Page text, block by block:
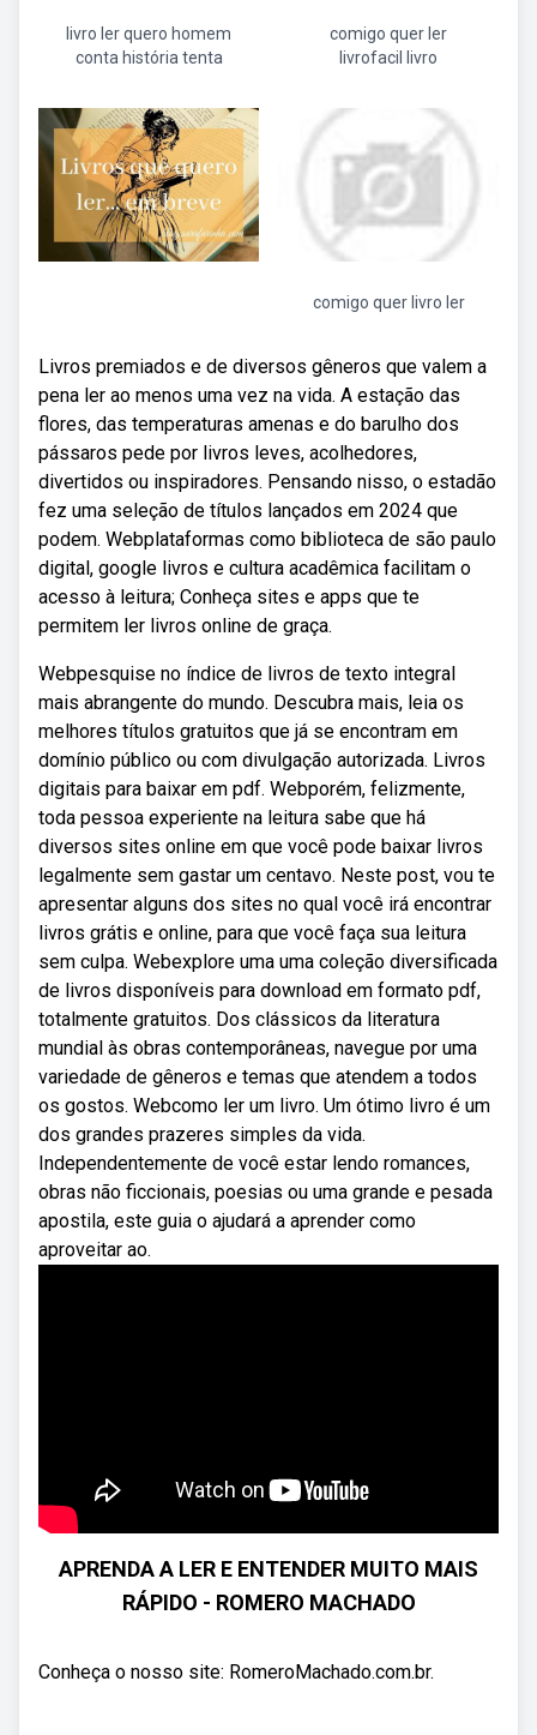
livro ler quero homem
conta história tenta
comigo quer ler
livrofacil livro
comigo quer livro ler
Livros premiados e de diversos gêneros que valem a
pena ler ao menos uma vez na vida. A estação das
flores, das temperaturas amenas e do barulho dos
pássaros pede por livros leves, acolhedores,
divertidos ou inspiradores. Pensando nisso, o estadão
fez uma seleção de títulos lançados em 2024 que
podem. Webplataformas como biblioteca de são paulo
digital, google livros e cultura acadêmica facilitam o
acesso à leitura; Conheça sites e apps que te
permitem ler livros online de graça.
Webpesquise no índice de livros de texto integral
mais abrangente do mundo. Descubra mais, leia os
melhores títulos gratuitos que já se encontram em
domínio público ou com divulgação autorizada. Livros
digitais para baixar em pdf. Webporém, felizmente,
toda pessoa experiente na leitura sabe que há
diversos sites online em que você pode baixar livros
legalmente sem gastar um centavo. Neste post, vou te
apresentar alguns dos sites no qual você irá encontrar
livros grátis e online, para que você faça sua leitura
sem culpa. Webexplore uma uma coleção diversificada
de livros disponíveis para download em formato pdf,
totalmente gratuitos. Dos clássicos da literatura
mundial às obras contemporâneas, navegue por uma
variedade de gêneros e temas que atendem a todos
os gostos. Webcomo ler um livro. Um ótimo livro é um
dos grandes prazeres simples da vida.
Independentemente de você estar lendo romances,
obras não ficcionais, poesias ou uma grande e pesada
apostila, este guia o ajudará a aprender como
aproveitar ao.
APRENDA A LER E ENTENDER MUITO MAIS
RÁPIDO - ROMERO MACHADO
Conheça o nosso site: RomeroMachado.com.br.